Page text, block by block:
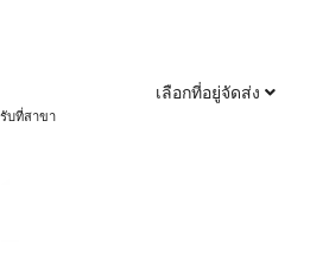
เลือกที่อยู่จัดส่ง
รับที่สาขา